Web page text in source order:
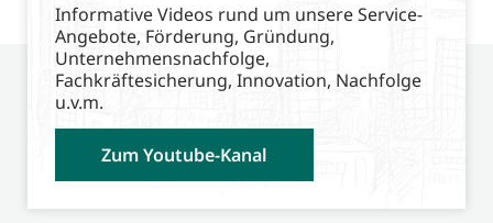
Informative Videos rund um unsere Service-
Angebote, Förderung, Gründung,
Unternehmensnachfolge,
Fachkräftesicherung, Innovation, Nachfolge
u.v.m.
Zum Youtube-Kanal